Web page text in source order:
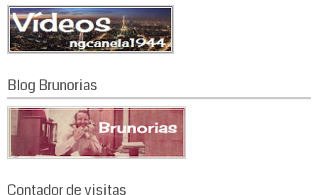
Blog Brunorias
Contador de visitas